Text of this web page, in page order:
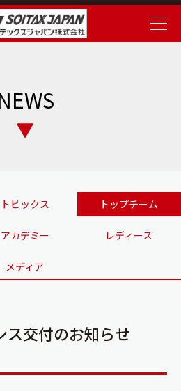
トピックス トップチーム
アカデミー レディース
メディア
交付のお知らせ